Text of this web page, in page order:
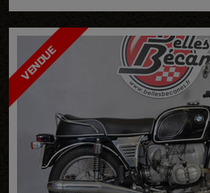
VENDUE
VOIR LA FICHE